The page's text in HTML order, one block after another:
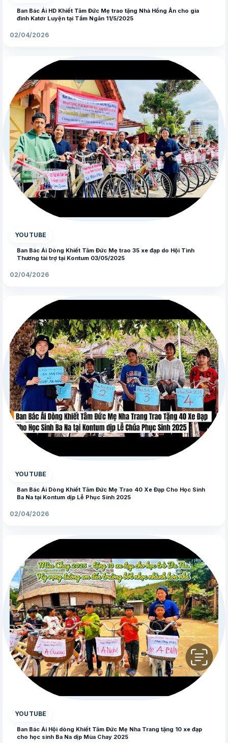
Ban Bác Ái HD Khiết Tâm Đức Mẹ trao tặng Nhà Hồng Ân cho gia
đình Katơr Luyện tại Tầm Ngân 11/5/2025
02/04/2026
YOUTUBE
Ban Bác Ái Dòng Khiết Tâm Đức Mẹ trao 35 xe đạp do Hội Tình
Thương tài trợ tại Kontum 03/05/2025
02/04/2026
YOUTUBE
Ban Bác Ái Dòng Khiết Tâm Đức Mẹ Trao 40 Xe Đạp Cho Học Sinh
Ba Na tại Kontum dịp Lễ Phục Sinh 2025
02/04/2026
YOUTUBE
Ban Bác Ái Hội dòng Khiết Tâm Đức Mẹ Nha Trang tặng 10 xe đạp
cho học sinh Ba Na dịp Mùa Chay 2025